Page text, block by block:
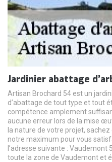
Jardinier abattage
Artisan Brochard 54 est un
d’abattage de tout type et tout
compétence amplement
aucune erreur lors de la mise
la nature de votre projet,
notre maximum pour vous
l’adresse suivante :
toute la zone de Vaudemont et